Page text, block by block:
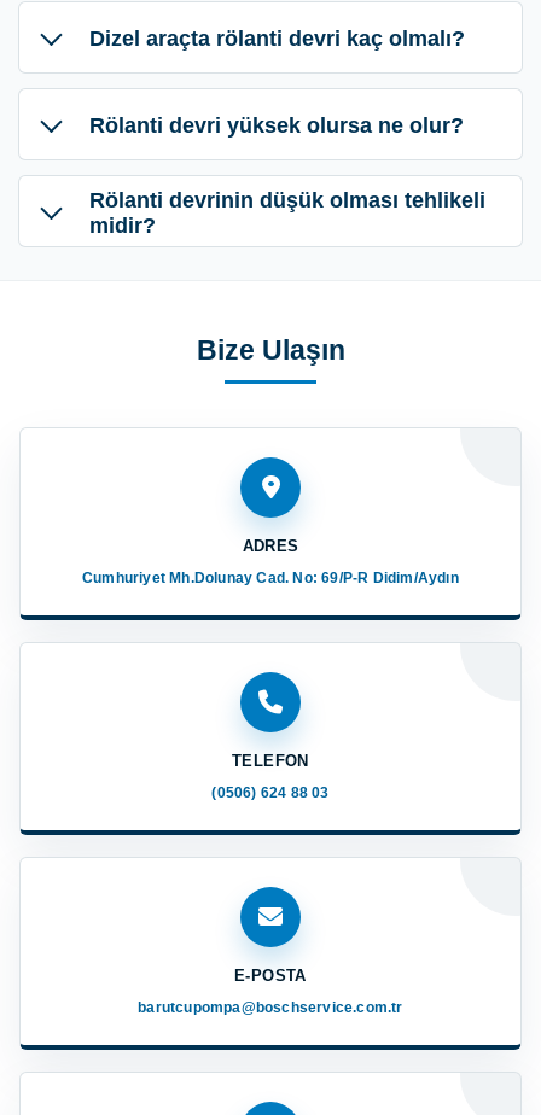
Dizel araçta rölanti devri kaç olmalı?
Rölanti devri yüksek olursa ne olur?
Rölanti devrinin düşük olması tehlikeli
midir?
Bize Ulaşın
ADRES
Cumhuriyet Mh.Dolunay Cad. No: 69/P-R Didim/Aydın
TELEFON
(0506) 624 88 03
E-POSTA
barutcupompa@boschservice.com.tr